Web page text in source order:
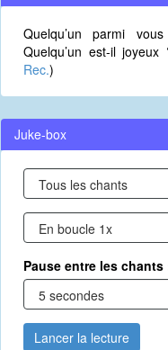
Quelqu’un parmi
Quelqu’un est-il
Rec.)
Juke-box
Pause entre les chants
Lancer la lecture